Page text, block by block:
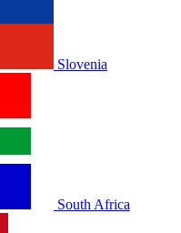
Slovenia
South Africa